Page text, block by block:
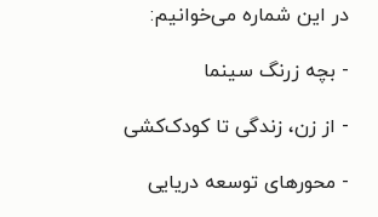
در این شماره می‌خوانیم:
- بچه زرنگ سینما
- از زن، زندگی تا کودک‌کشی
- محورهای توسعه دریایی